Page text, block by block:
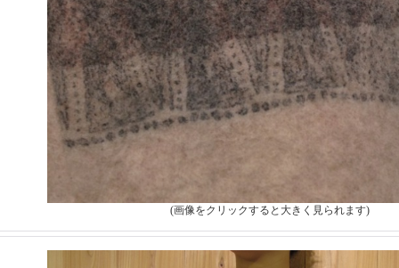
(画像をクリックすると大きく見られます)